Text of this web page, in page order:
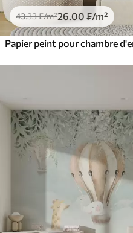
43.33₣/m²26.00 ₣/m²